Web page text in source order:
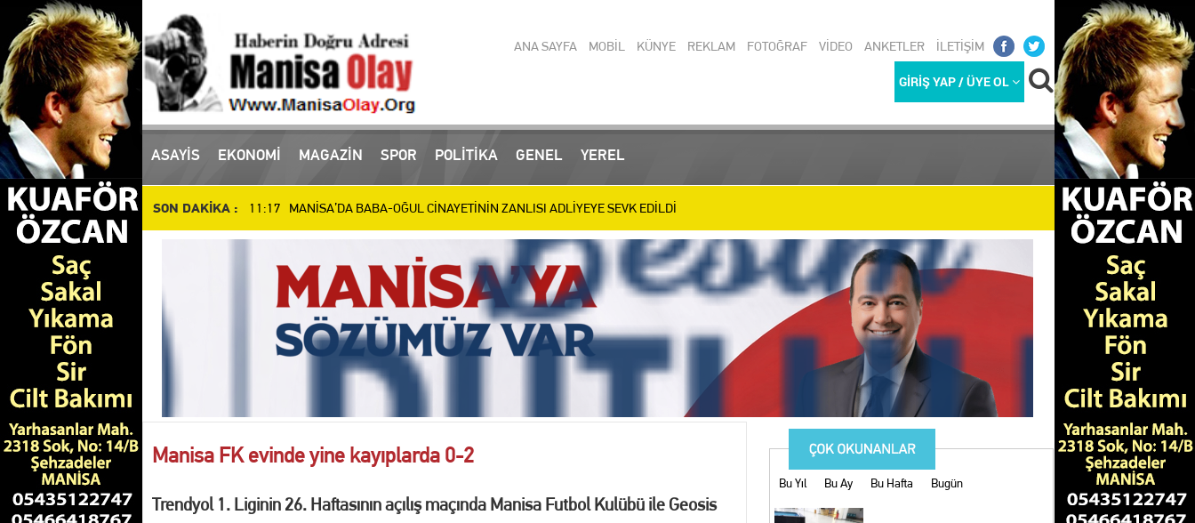
ANA SAYFA MOBİL KÜNYE REKLAM FOTOĞRAF VİDEO ANKETLER İLETİŞİM
GİRİŞ YAP / ÜYE OL
ASAYİS EKONOMİ MAGAZİN SPOR POLİTİKA GENEL YEREL
SON DAKİKA :
16:10 Manisa'da uyuşturucu operasyonlarında yakalanan 3 zanlı tutuklandı
10:51 Manisa’da Dün Öldürülen Baba ve Oğul Son Yolculuğuna Uğurlanıyor
14:48 SALİHLİ’DE DEV YATIRIM MESAİSİ: BİLİM MERKEZİ, SEVGİ YOLU VE SOSYAL TESİSLERDE HAREKETLİ G
14:37 İl Müdürü Öztürk, Atletizmde 9 Madalya Kazanan Belinay’ı Ödüllendirdi
14:27 Manisalı Güreşçilerden Türkiye Şampiyonası’nda 11 Madalya
12:34 Manisa Basket'te Devir Muamması: Mücahit Arınç’tan Sert Sorular
Manisa FK evinde yine kayıplarda 0-2
Trendyol 1. Liginin 26. Haftasının açılış maçında Manisa Futbol Kulübü ile Geosis
Bu Yıl Bu Ay Bu Hafta Bugün